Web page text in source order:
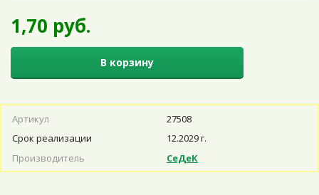
1,70 руб.
В корзину
Артикул
27508
Срок реализации
12.2029 г.
Производитель
СеДеК